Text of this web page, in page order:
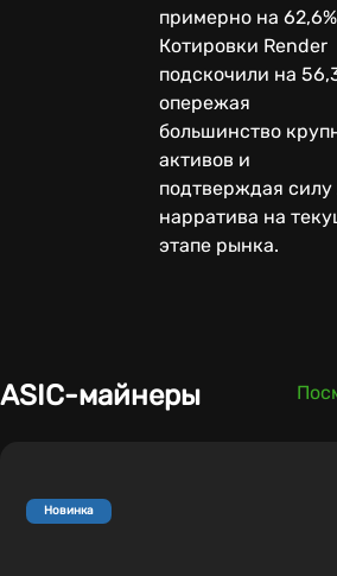
примерно на
Котировки Render
подскочили на
опережая
большинство
активов и
подтверждая силу
нарратива на
этапе рынка.
ASIC-майнеры
Новинка